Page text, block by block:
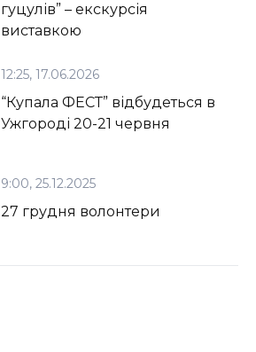
гуцулів” – екскурсія
виставкою
12:25, 17.06.2026
“Купала ФЕСТ” відбудеться в
Ужгороді 20-21 червня
9:00, 25.12.2025
27 грудня волонтери